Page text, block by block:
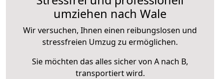
umziehen nach Wale
Wir versuchen, Ihnen einen reibungslosen und
stressfreien Umzug zu ermöglichen.
Sie möchten das alles sicher von A nach B,
transportiert wird.